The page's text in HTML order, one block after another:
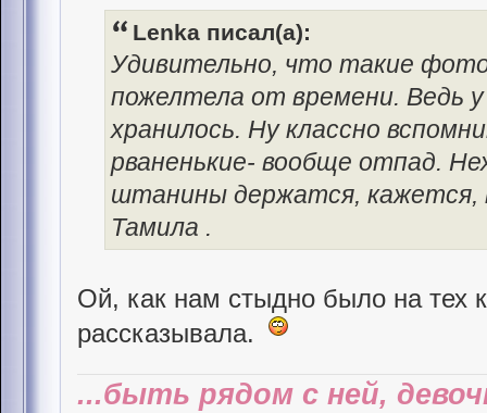
Lenka писал(а):
Удивительно, что такие
пожелтела от времени. Ведь
хранилось. Ну классно
рваненькие- вообще отпад.
штанины держатся, кажется,
Тамила .
Ой, как нам стыдно было на тех
рассказывала.
...быть рядом с ней,